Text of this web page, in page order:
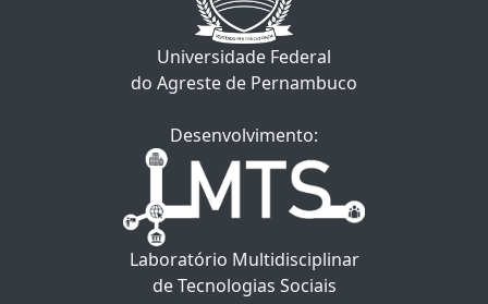
Universidade Federal
do Agreste de Pernambuco
Desenvolvimento:
Laboratório Multidisciplinar
de Tecnologias Sociais